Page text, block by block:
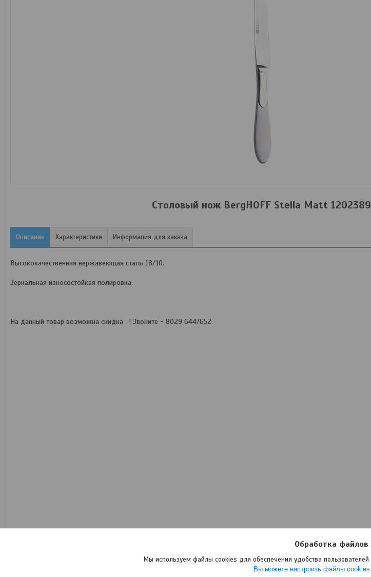
Столовый нож BergHOFF Stella Matt 1202389
Описание Характеристики Информация для заказа
Высококачественная нержавеющая сталь 18/10.
Зеркальная износостойкая полировка.
На данный товар возможна скидка . ! Звоните - 8029 6447652
Обработка файлов
Мы используем файлы cookies для обеспечения удобства
Вы можете настроить файлы cookies